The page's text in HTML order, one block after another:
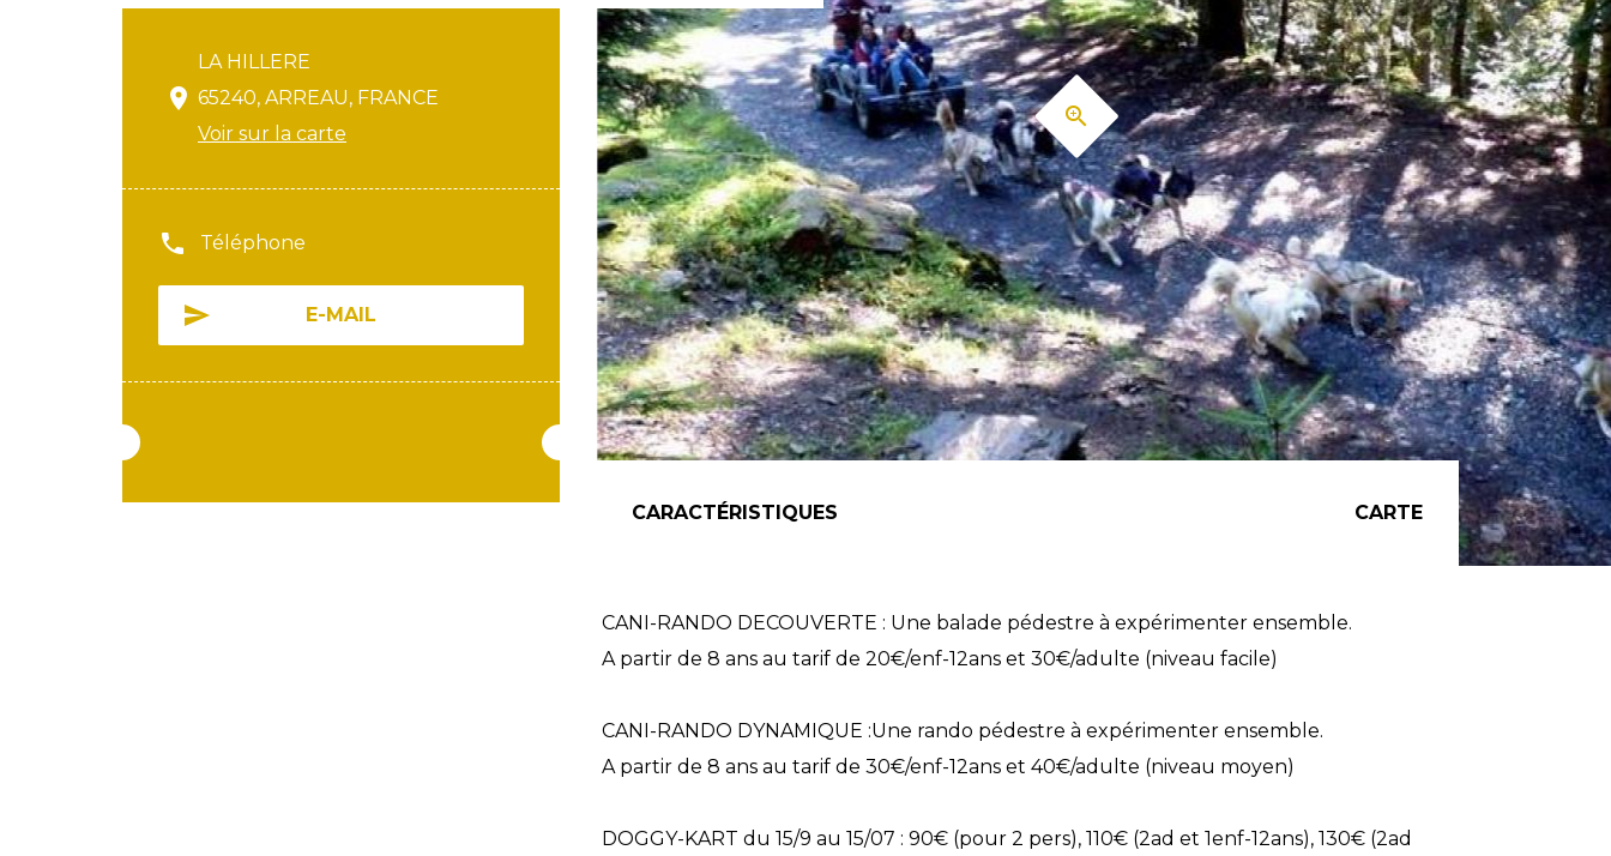
LA HILLERE
65240, ARREAU, FRANCE
Voir sur la carte
Téléphone
E-MAIL
CARACTÉRISTIQUES CARTE
CANI-RANDO DECOUVERTE : Une balade pédestre à expérimenter ensemble.
A partir de 8 ans au tarif de 20€/enf-12ans et 30€/adulte (niveau facile)
CANI-RANDO DYNAMIQUE :Une rando pédestre à expérimenter ensemble.
A partir de 8 ans au tarif de 30€/enf-12ans et 40€/adulte (niveau moyen)
DOGGY-KART du 15/9 au 15/07 : 90€ (pour 2 pers), 110€ (2ad et 1enf-12ans), 130€ (2ad